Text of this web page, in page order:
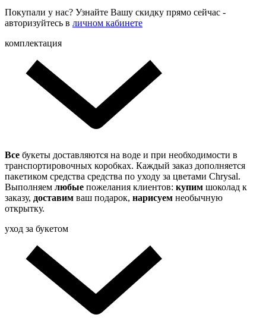
Покупали у нас? Узнайте Вашу скидку прямо сейчас -
авторизуйтесь в личном кабинете
комплектация
Все букеты доставляются на воде и при необходимости в
транспортировочных коробках. Каждый заказ дополняется
пакетиком средства средства по уходу за цветами Chrysal.
Выполняем любые пожелания клиентов: купим шоколад к
заказу, доставим ваш подарок, нарисуем необычную
открытку.
уход за букетом